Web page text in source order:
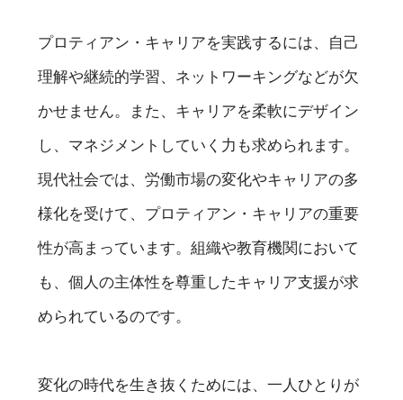
プロティアン・キャリアを実践するには、自己
理解や継続的学習、ネットワーキングなどが欠
かせません。また、キャリアを柔軟にデザイン
し、マネジメントしていく力も求められます。
現代社会では、労働市場の変化やキャリアの多
様化を受けて、プロティアン・キャリアの重要
性が高まっています。組織や教育機関において
も、個人の主体性を尊重したキャリア支援が求
められているのです。
変化の時代を生き抜くためには、一人ひとりが